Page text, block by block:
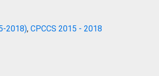
2018), CPCCS 2015 - 2018